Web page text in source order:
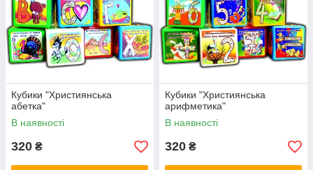
Кубики "Християнська
абетка"
В наявності
320 ₴
Кубики "Християнська
арифметика"
В наявності
320 ₴